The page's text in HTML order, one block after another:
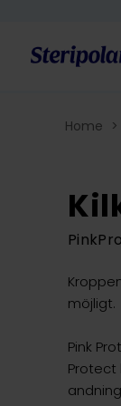
Home >
möjligt.
Pink
Protect